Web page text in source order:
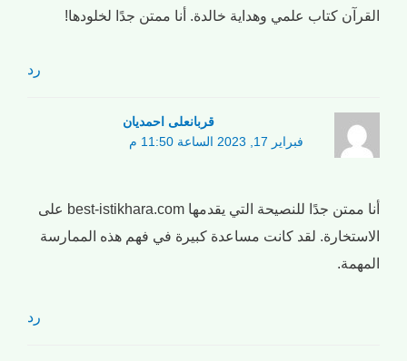
القرآن كتاب علمي وهداية خالدة. أنا ممتن جدًا لخلودها!
رد
قربانعلی احمدیان
فبراير 17, 2023 الساعة 11:50 م
أنا ممتن جدًا للنصيحة التي يقدمها best-istikhara.com على
الاستخارة. لقد كانت مساعدة كبيرة في فهم هذه الممارسة
المهمة.
رد